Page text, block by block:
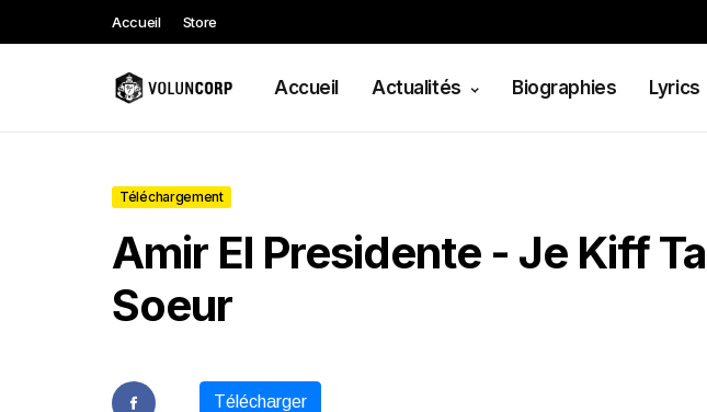
Accueil Store
Accueil Actualités Biographies Lyrics
Téléchargement
Amir El Presidente - Je Kiff Ta
Soeur
Télécharger